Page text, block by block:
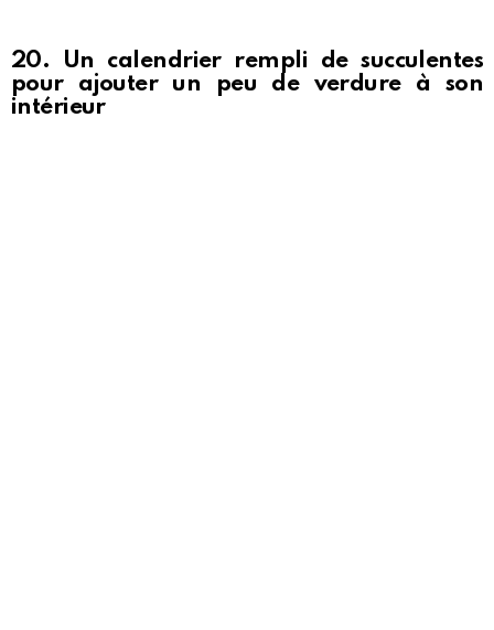
20. Un calendrier rempli de succulentes
pour ajouter un peu de verdure à son
intérieur